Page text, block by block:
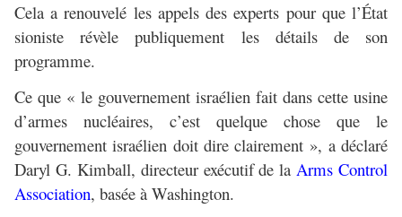
Cela a renouvelé les appels des experts pour que l’État
sioniste révèle publiquement les détails de son
programme.
Ce que « le gouvernement israélien fait dans cette usine
d’armes nucléaires, c’est quelque chose que le
gouvernement israélien doit dire clairement », a déclaré
Daryl G. Kimball, directeur exécutif de laArms Control
Association, basée à Washington.